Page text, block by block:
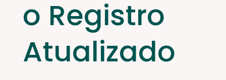
o Registro
Atualizado